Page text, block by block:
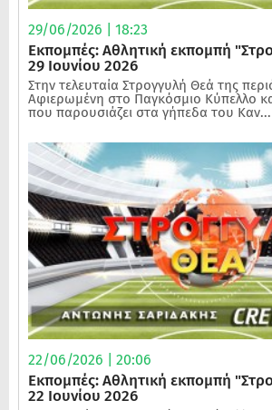
29/06/2026 | 18:23
Εκπομπές: Αθλητική εκπομπή
29 Ιουνίου 2026
Στην τελευταία Στρογγυλή Θεά της
Αφιερωμένη στο Παγκόσμιο Κύπελλο
που παρουσιάζει στα γήπεδα του Καν...
22/06/2026 | 20:06
Εκπομπές: Αθλητική εκπομπή
22 Ιουνίου 2026